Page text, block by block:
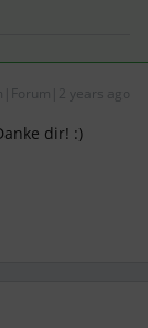
years ago
dir! :)